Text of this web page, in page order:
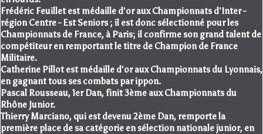
Frédéric Feuillet est médaille d'or aux Championnats d'Inter -
région Centre - Est Seniors ; il est donc sélectionné pour les
Championnats de France, à Paris; il confirme son grand talent de
compétiteur en remportant le titre de Champion de France
Militaire.
Catherine Pillot est médaille d'or aux Championnats du Lyonnais,
en gagnant tous ses combats par ippon.
Pascal Rousseau, 1er Dan, finit 3ème aux Championnats du
Rhône Junior.
Thierry Marciano, qui est devenu 2ème Dan, remporte la
première place de sa catégorie en sélection nationale junior, en